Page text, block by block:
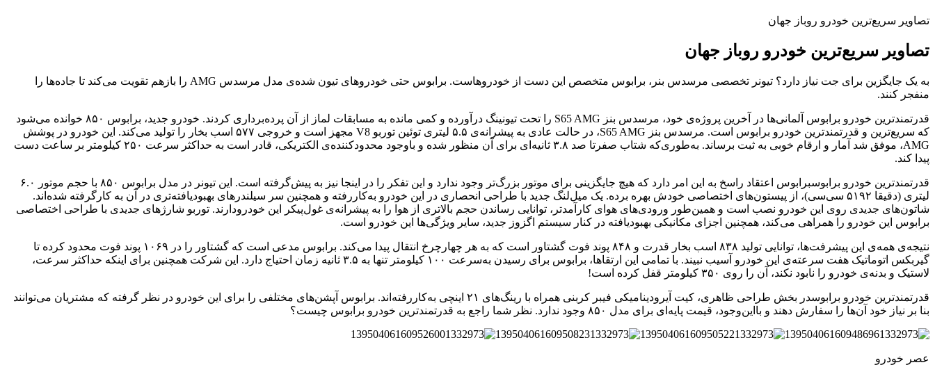
تصاویر سریع‌ترین خودرو روباز جهان
تصاویر سریع‌ترین خودرو روباز جهان
به یک جایگزین برای جت نیاز دارد؟ تیونر تخصصی مرسدس بنر، برابوس متخصص این دست از خودروهاست. برابوس حتی خودرو‌های تیون شده‌ی مدل مرسدس AMG را بازهم تقویت می‌کند تا جاده‌‌ها را
منفجر کنند.
قدرتمندترین خودرو برابوس آلمانی‌‌ها در آخرین پروژه‌ی خود، مرسدس بنز S65 AMG را تحت تیونینگ درآورده و کمی مانده به مسابقات لماز از آن پرده‌برداری کردند. خودرو جدید، برابوس ۸۵۰ خوانده می‌شود
که سریع‌ترین و قدرتمندترین خودرو برابوس است. مرسدس بنز S65 AMG، در حالت عادی به پیشرانه‌ی ۵.۵ لیتری توئین توربو V8 مجهز است و خروجی ۵۷۷ اسب بخار را تولید می‌کند. این خودرو در پوشش
AMG، موفق شد آمار و ارقام خوبی به ثبت برساند. به‌طوری‌که شتاب صفرتا صد ۳.۸ ثانیه‌ای برای آن منظور شده و باوجود محدودکننده‌ی الکتریکی، قادر است به حداکثر سرعت ۲۵۰ کیلومتر بر ساعت دست
پیدا کند.
قدرتمندترین خودرو برابوسبرابوس اعتقاد راسخ به این امر دارد که هیچ جایگزینی برای موتور بزرگ‌تر وجود ندارد و این تفکر را در اینجا نیز به پیش‌گرفته است. این تیونر در مدل برابوس ۸۵۰ با حجم موتور ۶.۰
لیتری (دقیقا ۵۱۹۲ سی‌سی)، از پیستون‌های اختصاصی خودش بهره برده. یک میل‌لنگ جدید با طراحی انحصاری در این خودرو به‌کاررفته و همچنین سر سیلندرهای بهبودیافته‌تری در آن به کارگرفته شده‌اند.
شاتون‌های جدیدی روی این خودرو نصب است و همین‌طور ورودی‌های هوای کارآمدتر، توانایی رساندن حجم بالاتری از هوا را به پیشرانه‌ی غول‌پیکر این خودرودارند. توربو شارژهای جدیدی با طراحی اختصاصی
برابوس این خودرو را همراهی می‌کند، همچنین اجزای مکانیکی بهبودیافته در کنار سیستم اگزوز جدید، سایر ویژگی‌ها این خودرو است.
نتیجه‌ی همه‌ی این پیشرفت‌ها، توانایی تولید ۸۳۸ اسب بخار قدرت و ۸۴۸ پوند فوت گشتاور است که به هر چهارچرخ انتقال پیدا می‌کند. برابوس مدعی است که گشتاور را در ۱۰۶۹ پوند فوت محدود کرده تا
گیربکس اتوماتیک هفت سرعته‌ی این خودرو آسیب نبیند. با تمامی این ارتقاها، برابوس برای رسیدن به‌سرعت ۱۰۰ کیلومتر تنها به ۳.۵ ثانیه زمان احتیاج دارد. این شرکت همچنین برای اینکه حداکثر سرعت،
لاستیک و بدنه‌ی خودرو را نابود نکند، آن را روی ۳۵۰ کیلومتر قفل کرده است!
قدرتمندترین خودرو برابوسدر بخش طراحی ظاهری، کیت آیرودینامیکی فیبر کربنی همراه با رینگ‌های ۲۱ اینچی به‌کاررفته‌اند. برابوس آپشن‌های مختلفی را برای این خودرو در نظر گرفته که مشتریان می‌توانند
بنا بر نیاز خود آن‌ها را سفارش دهند و بااین‌وجود، قیمت پایه‌‌ای برای مدل ۸۵۰ وجود ندارد. نظر شما راجع به قدرتمندترین خودرو برابوس چیست؟
عصر خودرو